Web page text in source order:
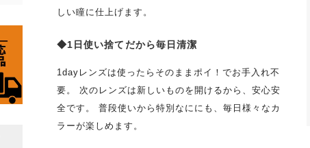
しい瞳に仕上げます。
◆1日使い捨てだから毎日清潔
1dayレンズは使ったらそのままポイ！でお手入れ不
要。 次のレンズは新しいものを開けるから、安心安
全です。 普段使いから特別なににも、毎日様々なカ
ラーが楽しめます。